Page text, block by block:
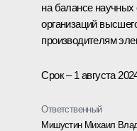
на балансе научных
организаций
производителям
Срок – 1 августа
Ответственный
Мишустин Михаил